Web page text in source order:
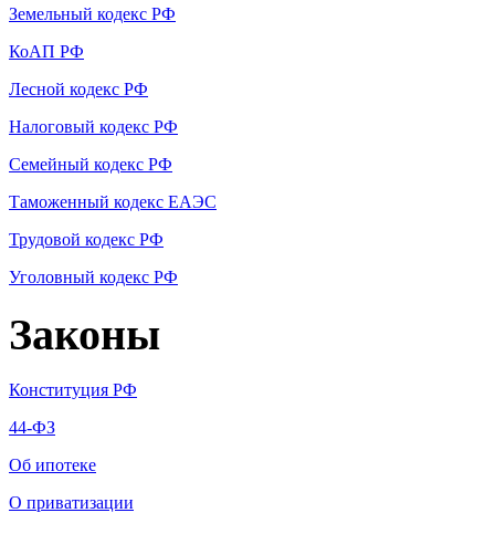
Земельный кодекс РФ
КоАП РФ
Лесной кодекс РФ
Налоговый кодекс РФ
Семейный кодекс РФ
Таможенный кодекс ЕАЭС
Трудовой кодекс РФ
Уголовный кодекс РФ
Законы
Конституция РФ
44-ФЗ
Об ипотеке
О приватизации